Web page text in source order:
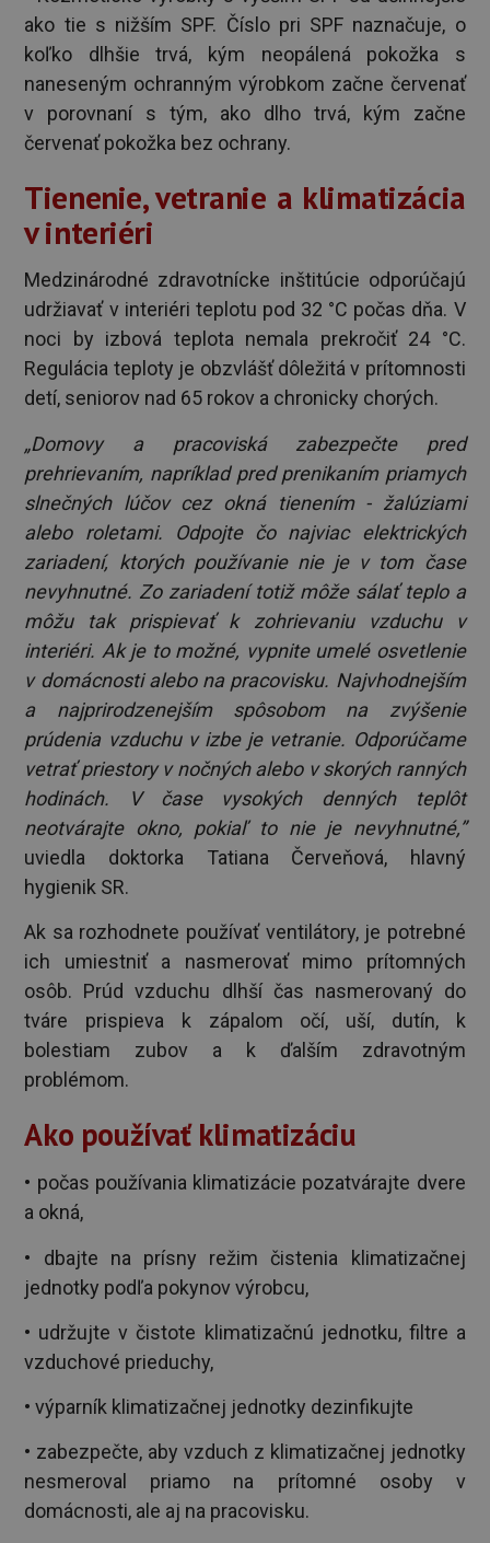
ako tie s nižším SPF. Číslo pri SPF naznačuje, o
koľko dlhšie trvá, kým neopálená pokožka s
naneseným ochranným výrobkom začne červenať
v porovnaní s tým, ako dlho trvá, kým začne
červenať pokožka bez ochrany.
Tienenie, vetranie a klimatizácia
v interiéri
Medzinárodné zdravotnícke inštitúcie odporúčajú
udržiavať v interiéri teplotu pod 32 °C počas dňa. V
noci by izbová teplota nemala prekročiť 24 °C.
Regulácia teploty je obzvlášť dôležitá v prítomnosti
detí, seniorov nad 65 rokov a chronicky chorých.
„Domovy a pracoviská zabezpečte pred
prehrievaním, napríklad pred prenikaním priamych
slnečných lúčov cez okná tienením - žalúziami
alebo roletami. Odpojte čo najviac elektrických
zariadení, ktorých používanie nie je v tom čase
nevyhnutné. Zo zariadení totiž môže sálať teplo a
môžu tak prispievať k zohrievaniu vzduchu v
interiéri. Ak je to možné, vypnite umelé osvetlenie
v domácnosti alebo na pracovisku. Najvhodnejším
a najprirodzenejším spôsobom na zvýšenie
prúdenia vzduchu v izbe je vetranie. Odporúčame
vetrať priestory v nočných alebo v skorých ranných
hodinách. V čase vysokých denných teplôt
neotvárajte okno, pokiaľ to nie je nevyhnutné,”
uviedla doktorka Tatiana Červeňová, hlavný
hygienik SR.
Ak sa rozhodnete používať ventilátory, je potrebné
ich umiestniť a nasmerovať mimo prítomných
osôb. Prúd vzduchu dlhší čas nasmerovaný do
tváre prispieva k zápalom očí, uší, dutín, k
bolestiam zubov a k ďalším zdravotným
problémom.
Ako používať klimatizáciu
• počas používania klimatizácie pozatvárajte dvere
a okná,
• dbajte na prísny režim čistenia klimatizačnej
jednotky podľa pokynov výrobcu,
• udržujte v čistote klimatizačnú jednotku, filtre a
vzduchové prieduchy,
• výparník klimatizačnej jednotky dezinfikujte
• zabezpečte, aby vzduch z klimatizačnej jednotky
nesmeroval priamo na prítomné osoby v
domácnosti, ale aj na pracovisku.